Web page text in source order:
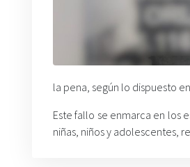
la pena, según lo dispuesto
Este fallo se enmarca en los
niñas, niños y adolescentes,